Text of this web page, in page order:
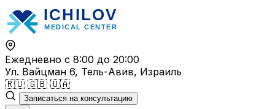
Перейти
к
содержимому
Ежедневно с 8:00 до 20:00
Ул. Вайцман 6, Тель-Авив, Израиль
🇷🇺 🇬🇧 🇺🇦
Записаться на консультацию